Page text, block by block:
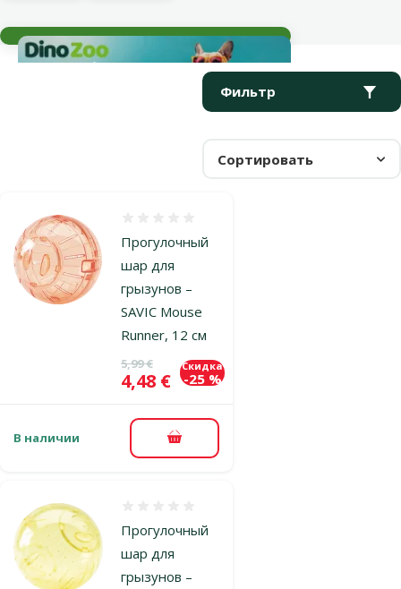
Фильтр
Сортировать
Продукты в категории Прогулочные шары
Прогулочный
шар для
грызунов –
SAVIC Mouse
Runner, 12 см
Исходная цена
5,99 €
Цена
4,48 €
Скидка
-25 %
В наличии В корзину
Прогулочный
шар для
грызунов –